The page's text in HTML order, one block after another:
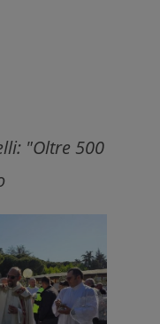
"Oltre 500